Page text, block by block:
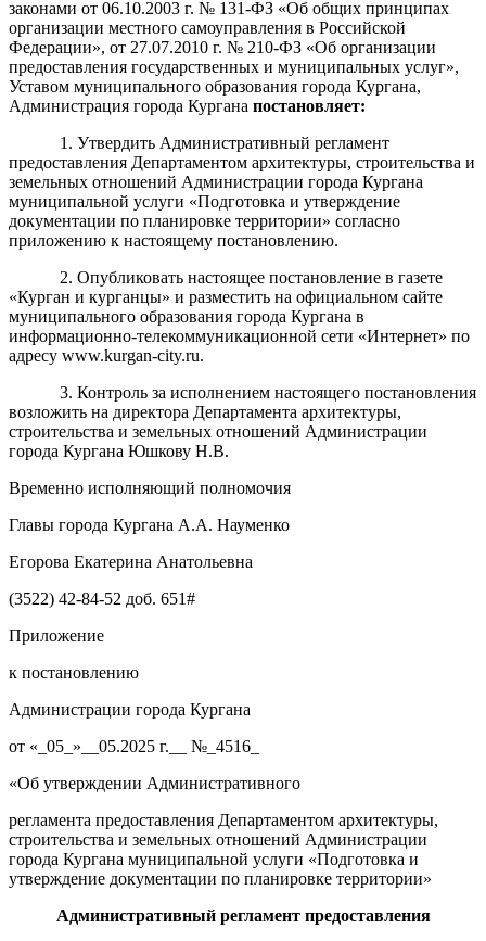
законами от 06.10.2003 г. № 131-ФЗ «Об общих принципах
организации местного самоуправления в Российской
Федерации», от 27.07.2010 г. № 210-ФЗ «Об организации
предоставления государственных и муниципальных услуг»,
Уставом муниципального образования города Кургана,
Администрация города Кургана постановляет:
1. Утвердить Административный регламент
предоставления Департаментом архитектуры, строительства и
земельных отношений Администрации города Кургана
муниципальной услуги «Подготовка и утверждение
документации по планировке территории» согласно
приложению к настоящему постановлению.
2. Опубликовать настоящее постановление в газете
«Курган и курганцы» и разместить на официальном сайте
муниципального образования города Кургана в
информационно-телекоммуникационной сети «Интернет» по
адресу www.kurgan-city.ru.
3. Контроль за исполнениемнастоящего постановления
возложить на директора Департамента архитектуры,
строительства и земельных отношений Администрации
города Кургана Юшкову Н.В.
Временно исполняющий полномочия
Главы города Кургана А.А. Науменко
Егорова Екатерина Анатольевна
(3522) 42-84-52 доб. 651#
Приложение
к постановлению
Администрации города Кургана
от «_05_»__05.2025 г.__ №_4516_
«Об утверждении Административного
регламента предоставления Департаментом архитектуры,
строительства и земельных отношений Администрации
города Кургана муниципальной услуги «Подготовка и
утверждение документации по планировке территории»
Административный регламент предоставления